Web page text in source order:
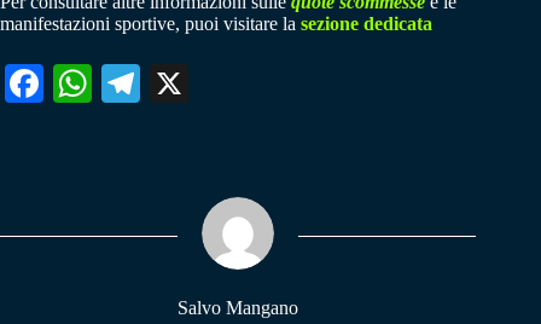
manifestazioni sportive, puoi visitare la sezione dedicata
Fa W
pp
Te
m
Salvo Mangano